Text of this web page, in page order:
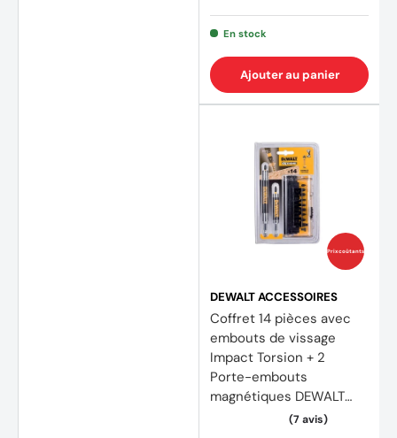
En stock
Ajouter au panier
Prix coûtants
DEWALT ACCESSOIRES
Coffret 14 pièces avec
embouts de vissage
Impact Torsion + 2
Porte-embouts
magnétiques DEWALT
DT70512T-QZ